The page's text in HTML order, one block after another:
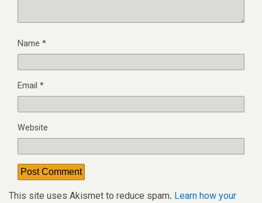
Name *
Email *
Website
This site uses Akismet to reduce spam. Learn how your